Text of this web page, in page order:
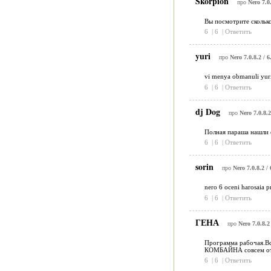
про Nero
Вы посмотрите
6
| 6 | Ответить
yuri про Nero 7.0.8.2 /
vi menya obmanuli
6
| 6 | Ответить
dj Dog про Nero
Полная параша нашли
6
| 6 | Ответить
sorin про Nero 7.0.8.2 /
nero 6 oceni harosaia
6
| 6 | Ответить
ГЕНА про Nero
Программа
КОМБАЙНА совсем
6
| 6 | Ответить